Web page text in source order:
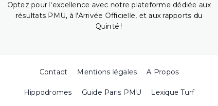
Optez pour l'excellence avec notre plateforme dédiée aux
résultats PMU, à l'Arrivée Officielle, et aux rapports du
Quinté !
Contact Mentions légales A Propos
Hippodromes Guide Paris PMU Lexique Turf